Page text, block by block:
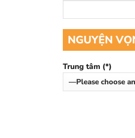
NGUYỆN
Trung tâm (*)